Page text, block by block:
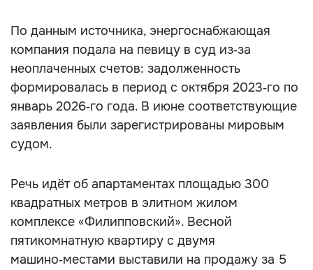
По данным источника, энергоснабжающая
компания подала на певицу в суд из‑за
неоплаченных счетов: задолженность
формировалась в период с октября 2023‑го по
январь 2026‑го года. В июне соответствующие
заявления были зарегистрированы мировым
судом.
Речь идёт об апартаментах площадью 300
квадратных метров в элитном жилом
комплексе «Филипповский». Весной
пятикомнатную квартиру с двумя
машино‑местами выставили на продажу за 5